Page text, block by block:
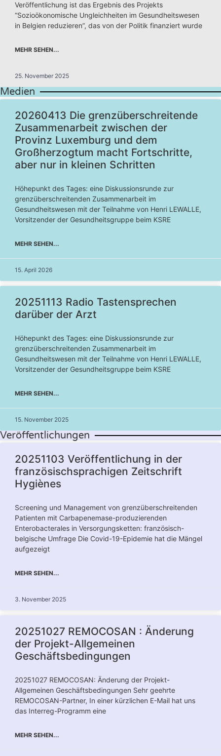
Veröffentlichung ist das Ergebnis des Projekts
“Sozioökonomische Ungleichheiten im Gesundheitswesen
in Belgien reduzieren”, das von der Politik finanziert wurde
MEHR SEHEN...
25. November 2025
Medien
20260413 Die grenzüberschreitende
Zusammenarbeit zwischen der
Provinz Luxemburg und dem
Großherzogtum macht Fortschritte,
aber nur in kleinen Schritten
Höhepunkt des Tages: eine Diskussionsrunde zur
grenzüberschreitenden Zusammenarbeit im
Gesundheitswesen mit der Teilnahme von Henri LEWALLE,
Vorsitzender der Gesundheitsgruppe beim KSRE
MEHR SEHEN...
15. April 2026
20251113 Radio Tastensprechen
darüber der Arzt
Höhepunkt des Tages: eine Diskussionsrunde zur
grenzüberschreitenden Zusammenarbeit im
Gesundheitswesen mit der Teilnahme von Henri LEWALLE,
Vorsitzender der Gesundheitsgruppe beim KSRE
MEHR SEHEN...
15. November 2025
Veröffentlichungen
20251103 Veröffentlichung in der
französischsprachigen Zeitschrift
Hygiènes
Screening und Management von grenzüberschreitenden
Patienten mit Carbapenemase-produzierenden
Enterobacterales in Versorgungsketten: französisch-
belgische Umfrage Die Covid-19-Epidemie hat die Mängel
aufgezeigt
MEHR SEHEN...
3. November 2025
20251027 REMOCOSAN : Änderung
der Projekt-Allgemeinen
Geschäftsbedingungen
20251027 REMOCOSAN: Änderung der Projekt-
Allgemeinen Geschäftsbedingungen Sehr geehrte
REMOCOSAN-Partner, In einer kürzlichen E-Mail hat uns
das Interreg-Programm eine
MEHR SEHEN...